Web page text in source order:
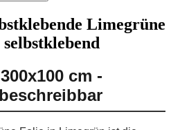
Limegrüne
cm -